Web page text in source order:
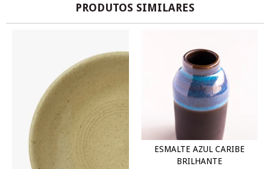
PRODUTOS SIMILARES
ESMALTE AZUL CARIBE
BRILHANTE